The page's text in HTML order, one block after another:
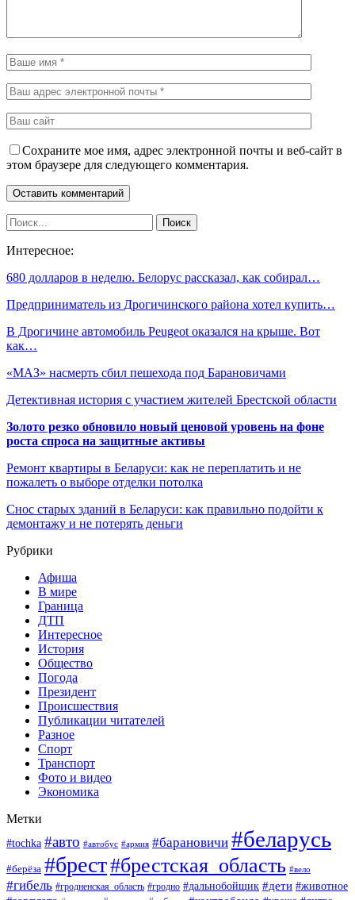
Сохраните мое имя, адрес электронной почты и веб-сайт в
этом браузере для следующего комментария.
Интересное:
680 долларов в неделю. Белорус рассказал, как собирал…
Предприниматель из Дрогичинского района хотел купить…
В Дрогичине автомобиль Peugeot оказался на крыше. Вот
как…
«МАЗ» насмерть сбил пешехода под Барановичами
Детективная история с участием жителей Брестской области
Золото резко обновило новый ценовой уровень на фоне
роста спроса на защитные активы
Ремонт квартиры в Беларуси: как не переплатить и не
пожалеть о выборе отделки потолка
Снос старых зданий в Беларуси: как правильно подойти к
демонтажу и не потерять деньги
Рубрики
Афиша
В мире
Граница
ДТП
Интересное
История
Общество
Погода
Президент
Происшествия
Публикации читателей
Разное
Спорт
Транспорт
Фото и видео
Экономика
Метки
#tochka #авто #автобус #армия #барановичи #беларусь
#берёза #брест#брестская_область #вело
#гибель #гродненская_область #гродно #дальнобойщик #дети #животное